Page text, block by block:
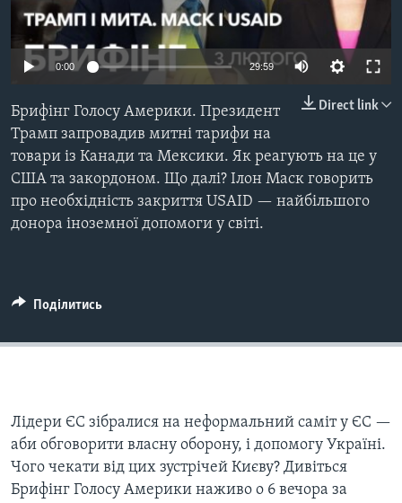
СУСПІЛЬСТВО
ЕКОНОМІКА
ІСТОРІЇ УСПІХУ УКРАЇНЦІВ
ТЕЛЕПРОГРАМИ
ЧАС-TIME
СТУДІЯ ВАШИНГТОН
ВІКНО В АМЕРИКУ
ПРАЙМ-ТАЙМ
ПОГЛЯД З ВАШИНГТОНА
ENGLISH
Learning English
МИ В СОЦМЕРЕЖАХ
720p
0:00 29:59
240p
480p
Direct link
Брифінг Голосу Америки. Президент
Трамп запровадив митні тарифи на
товари із Канади та Мексики. Як реагують на це у
США та закордоном. Що далі? Ілон Маск говорить
про необхідність закриття USAID — найбільшого
донора іноземної допомоги у світі.
Поділитись
Лідери ЄС зібралися на неформальний саміт у ЄС —
аби обговорити власну оборону, і допомогу Україні.
Чого чекати від цих зустрічей Києву? Дивіться
Брифінг Голосу Америки наживо о 6 вечора за